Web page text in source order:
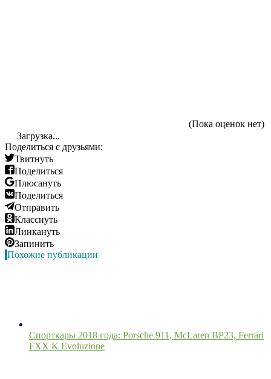
(Пока оценок нет)
Загрузка...
Поделиться с друзьями:
Твитнуть
Поделиться
Плюсануть
Поделиться
Отправить
Класснуть
Линкануть
Запинить
Похожие публикации
Спорткары 2018 года: Porsche 911, McLaren BP23, Ferrari
FXX K Evoluzione